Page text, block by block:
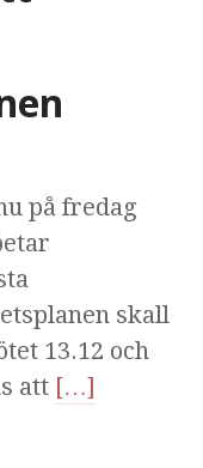
på fredag
skall
13.12 och
att […]